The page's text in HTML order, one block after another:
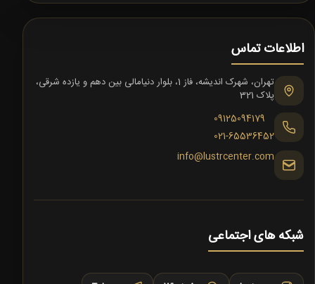
اطلاعات تماس
تهران، شهرک اندیشه، فاز 1، بلوار دنیامالی بین دهم و یازده شرقی،
پلاک 321
09125094179
021-65536452
info@lustrcenter.com
شبکه های اجتماعی